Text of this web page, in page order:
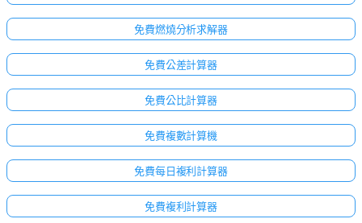
免費燃燒分析求解器
免費公差計算器
免費公比計算器
免費複數計算機
免費每日複利計算器
免費複利計算器